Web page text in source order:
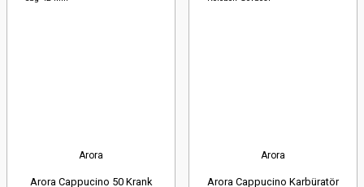
Arora
Arora Cappucino 50 Krank
Arora
Arora Cappucino Karbüratör